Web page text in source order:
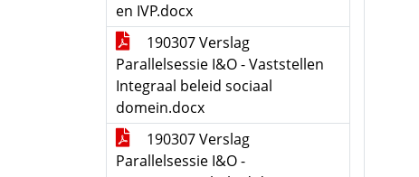
en IVP.docx
190307 Verslag
Parallelsessie I&O - Vaststellen
Integraal beleid sociaal
domein.docx
190307 Verslag
Parallelsessie I&O -